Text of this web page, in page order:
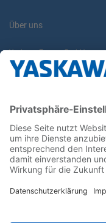
Über uns
Yaskawa Europe GmbH
Karriere
Newsletter
Follow us on...